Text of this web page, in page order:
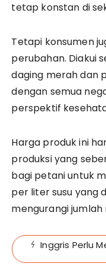
tetap konstan di
Tetapi konsumen
perubahan. Diakui
daging merah dan
dengan semua
perspektif
Harga produk ini
produksi yang
bagi petani untuk
per liter susu yang
mengurangi
Inggris Perlu